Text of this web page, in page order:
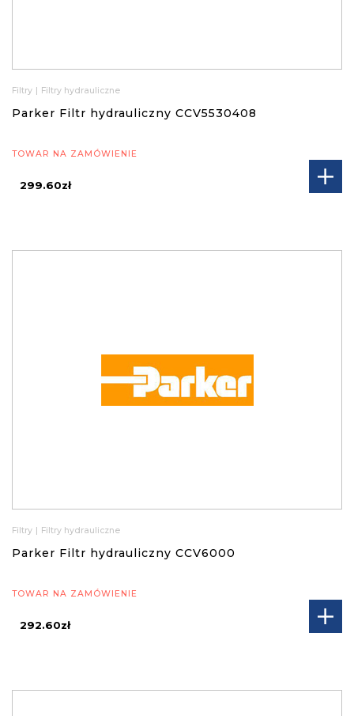
Filtry Filtry hydrauliczne
Parker Filtr hydrauliczny CCV5530408
TOWAR NA ZAMÓWIENIE
299.60zł
Filtry | Filtry hydrauliczne
Parker Filtr hydrauliczny CCV6000
TOWAR NA ZAMÓWIENIE
292.60zł